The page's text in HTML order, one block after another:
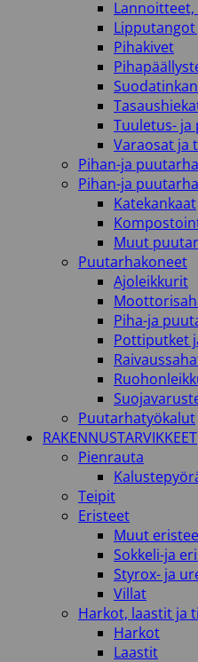
Pihakivet
Tuuletus- ja
Varaosat ja
Pihan-ja
Pihan-ja
Katekankaat
Muut
Puutarhakoneet
Ajoleikkurit
Piha-ja
Pottiputket
Puutarhatyökalut
RAKENNUSTARVIKKEET
Pienrauta
Teipit
Eristeet
Muut
Sokkeli-ja
Styrox- ja
Villat
Harkot, laastit ja
Harkot
Laastit